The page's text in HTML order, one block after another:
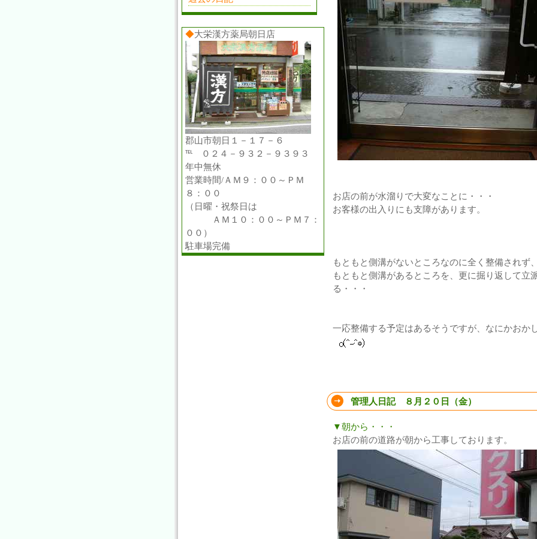
お店の前が水溜りで大変なことに・・・
お客様の出入りにも支障があります。
もともと側溝がないところなのに全く整備されず
もともと側溝があるところを、更に掘り返して立
る・・・
一応整備する予定はあるそうですが、なにかおか
管理人日記 ８月２０日（金）
▼朝から・・・
お店の前の道路が朝から工事しております。
◆大栄漢方薬局朝日店
郡山市朝日１－１７－６
℡ ０２４－９３２－９３９３
年中無休
営業時間/ＡＭ９：００～ＰＭ
８：００
（日曜・祝祭日は
ＡＭ１０：００～ＰＭ７：
００）
駐車場完備